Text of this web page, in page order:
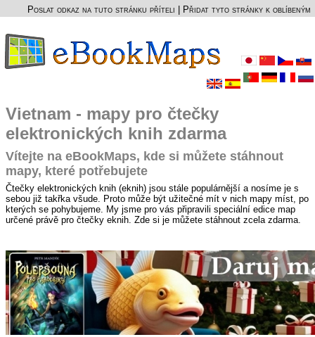
Poslat odkaz na tuto stránku příteli Přidat tyto stránky k oblíbeným
Vietnam - mapy pro čtečky
elektronických knih zdarma
Vítejte na eBookMaps, kde si můžete stáhnout
mapy, které potřebujete
Čtečky elektronických knih (eknih) jsou stále populárnější a nosíme je s
sebou již takřka všude. Proto může být užitečné mít v nich mapy míst, po
kterých se pohybujeme. My jsme pro vás připravili speciální edice map
určené právě pro čtečky eknih. Zde si je můžete stáhnout zcela zdarma.